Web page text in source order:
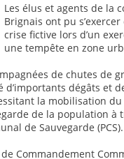
Les élus et agents de la
Brignais ont pu
crise fictive lors d’un
une tempête en zone
de chutes de
d’importants dégâts et
la mobilisation du
de la population à
de Sauvegarde (PCS).
Commandement